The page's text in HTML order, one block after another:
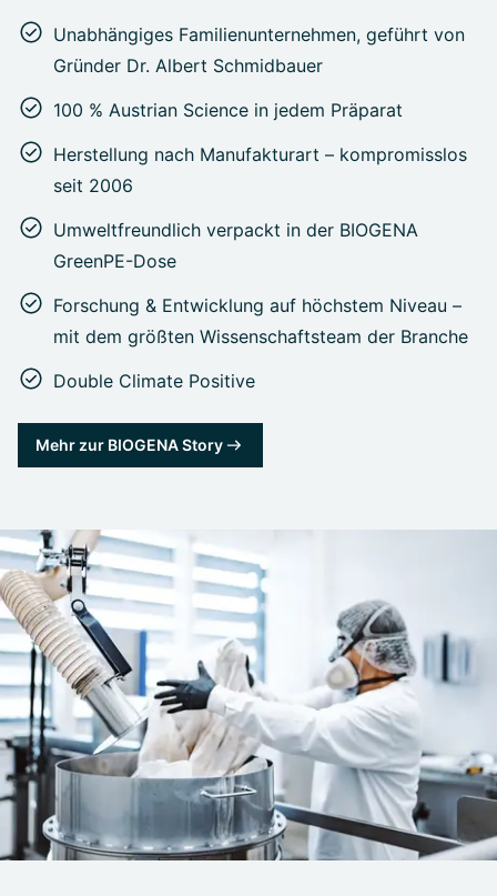
Unabhängiges Familienunternehmen, geführt von
Gründer Dr. Albert Schmidbauer
100 % Austrian Science in jedem Präparat
Herstellung nach Manufakturart – kompromisslos
seit 2006
Umweltfreundlich verpackt in der BIOGENA
GreenPE-Dose
Forschung & Entwicklung auf höchstem Niveau –
mit dem größten Wissenschaftsteam der Branche
Double Climate Positive
Mehr zur BIOGENA Story